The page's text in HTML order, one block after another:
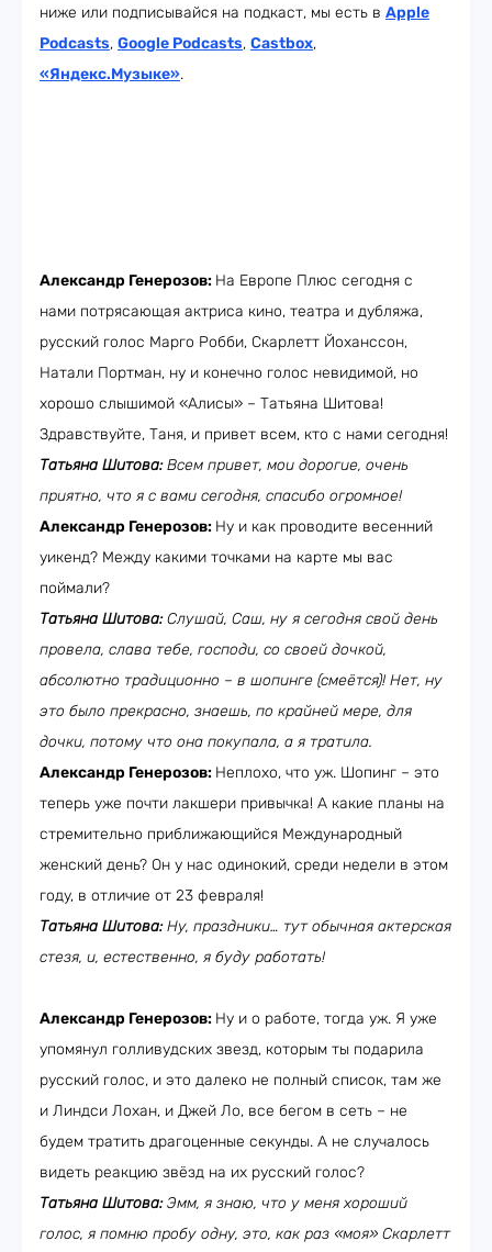
ниже или подписывайся на подкаст, мы есть в Apple
Podcasts, Google Podcasts, Castbox,
«Яндекс.Музыке».
Александр Генерозов: На Европе Плюс сегодня с
нами потрясающая актриса кино, театра и дубляжа,
русский голос Марго Робби, Скарлетт Йоханссон,
Натали Портман, ну и конечно голос невидимой, но
хорошо слышимой «Алисы» – Татьяна Шитова!
Здравствуйте, Таня, и привет всем, кто с нами сегодня!
Татьяна Шитова:Всем привет, мои дорогие, очень
приятно, что я с вами сегодня, спасибо огромное!
Александр Генерозов: Ну и как проводите весенний
уикенд? Между какими точками на карте мы вас
поймали?
Татьяна Шитова:Слушай, Саш, ну я сегодня свой день
провела, слава тебе, господи, со своей дочкой,
абсолютно традиционно – в шопинге (смеётся)! Нет, ну
это было прекрасно, знаешь, по крайней мере, для
дочки, потому что она покупала, а я тратила.
Александр Генерозов: Неплохо, что уж. Шопинг – это
теперь уже почти лакшери привычка! А какие планы на
стремительно приближающийся Международный
женский день? Он у нас одинокий, среди недели в этом
году, в отличие от 23 февраля!
Татьяна Шитова:Ну, праздники… тут обычная актерская
стезя, и, естественно, я буду работать!
Александр Генерозов: Ну и о работе, тогда уж. Я уже
упомянул голливудских звезд, которым ты подарила
русский голос, и это далеко не полный список, там же
и Линдси Лохан, и Джей Ло, все бегом в сеть – не
будем тратить драгоценные секунды. А не случалось
видеть реакцию звёзд на их русский голос?
Татьяна Шитова:Эмм, я знаю, что у меня хороший
голос, я помню пробу одну, это, как раз «моя» Скарлетт